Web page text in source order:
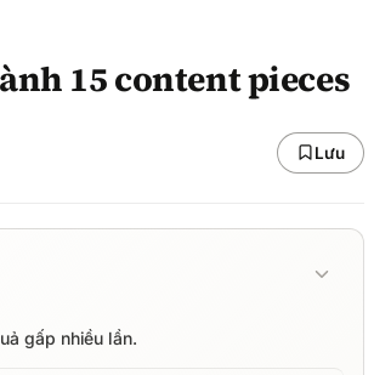
15 content pieces
Lưu
gấp nhiều lần.